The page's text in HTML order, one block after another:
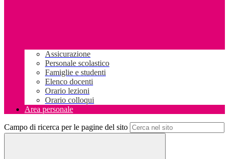
Assicurazione
Personale scolastico
Famiglie e studenti
Elenco docenti
Orario lezioni
Orario colloqui
Area personale
Campo di ricerca per le pagine del sito